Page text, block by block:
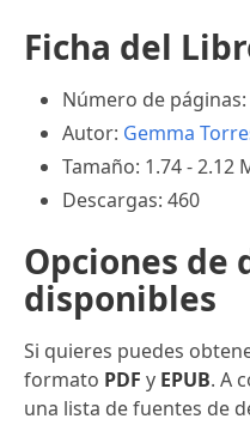
Ficha del
Número de páginas:
Autor: Gemma
Tamaño: 1.74 - 2.12
Descargas: 460
Opciones de
disponibles
Si quieres puedes
formato PDF y EPUB. A
una lista de fuentes de